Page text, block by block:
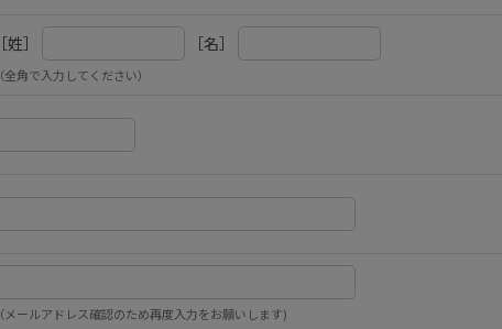
［姓］ ［名］
（全角で入力してください）
（メールアドレス確認のため再度入力をお願いします)